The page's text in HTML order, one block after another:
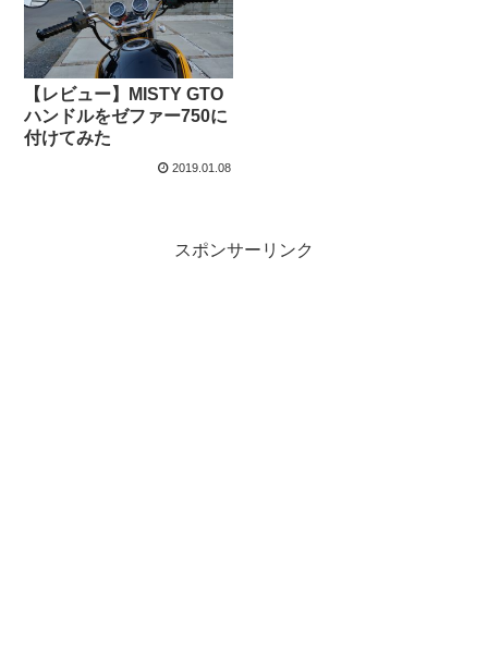
【レビュー】MISTY GTO
ハンドルをゼファー750に
付けてみた
2019.01.08
スポンサーリンク